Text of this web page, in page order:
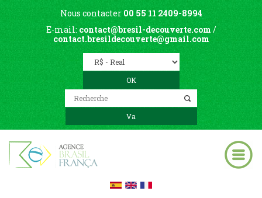
Nous contacter 00 55 11 2409-8994
E-mail: contact@bresil-decouverte.com /
contact.bresildecouverte@gmail.com